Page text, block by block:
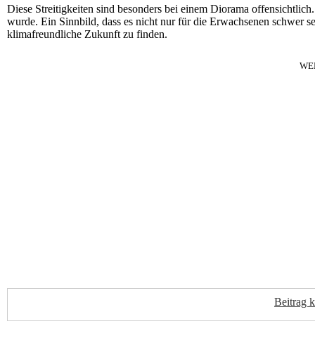
Diese Streitigkeiten sind besonders bei einem Diorama
wurde. Ein Sinnbild, dass es nicht nur für die Erwachsenen schwer
klimafreundliche Zukunft zu finden.
Beitrag